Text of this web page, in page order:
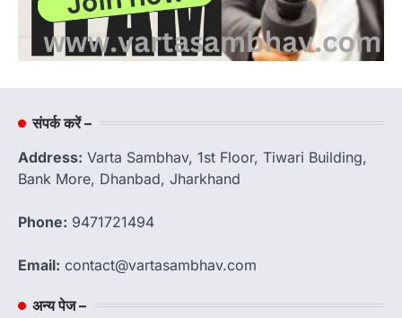
संपर्क करें –
Address: Varta Sambhav, 1st Floor, Tiwari Building,
Bank More, Dhanbad, Jharkhand
Phone: 9471721494
Email: contact@vartasambhav.com
अन्य पेज –